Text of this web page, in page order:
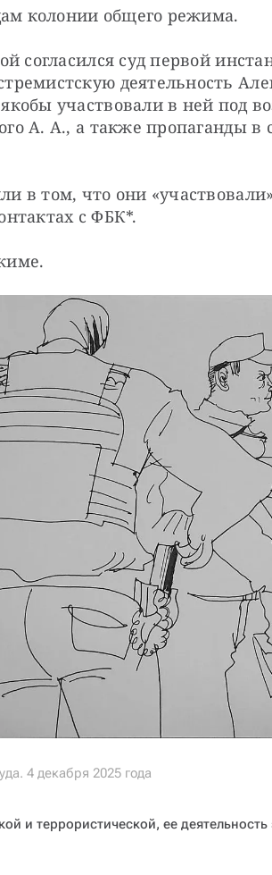
колонии общего режима.
согласился суд первой
деятельность
участвовали в ней под
А. А., а также пропаганды в
в том, что они
с ФБК*.
4 декабря 2025 года
и террористической, ее